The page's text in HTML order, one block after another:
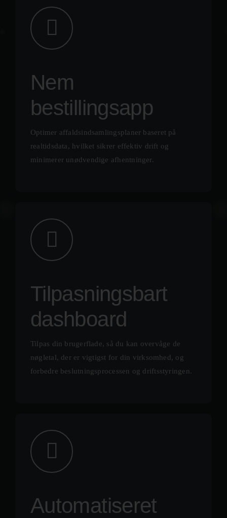
Nem
bestillingsapp
Optimer affaldsindsamlingsplaner baseret på
realtidsdata, hvilket sikrer effektiv drift og
minimerer unødvendige afhentninger.
Tilpasningsbart
dashboard
Tilpas din brugerflade, så du kan overvåge de
nøgletal, der er vigtigst for din virksomhed, og
forbedre beslutningsprocessen og driftsstyringen.
Automatiseret